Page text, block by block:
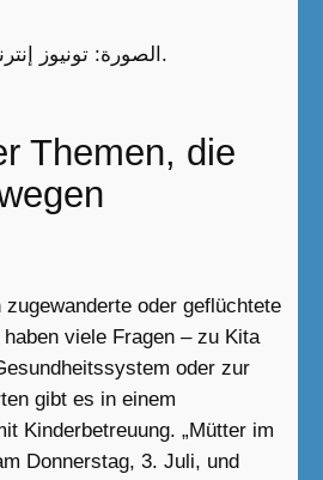
الصورة: تونيوز إنترناشونال مدينة توبنغن.
Themen, die
zugewanderte oder geflüchtete
viele Fragen – zu Kita
oder zur
gibt es in einem
Kinderbetreuung. „Mütter im
Donnerstag, 3. Juli, und